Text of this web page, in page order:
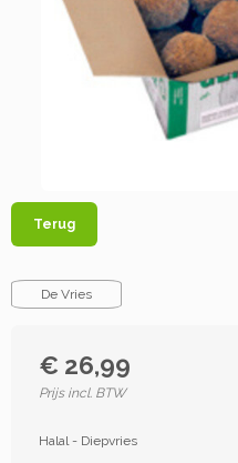
Terug
De Vries
€ 26,99
Prijs incl. BTW
Halal - Diepvries